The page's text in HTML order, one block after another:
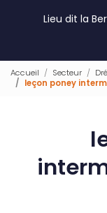
Lieu dit la
Accueil Secteur
leçon poney